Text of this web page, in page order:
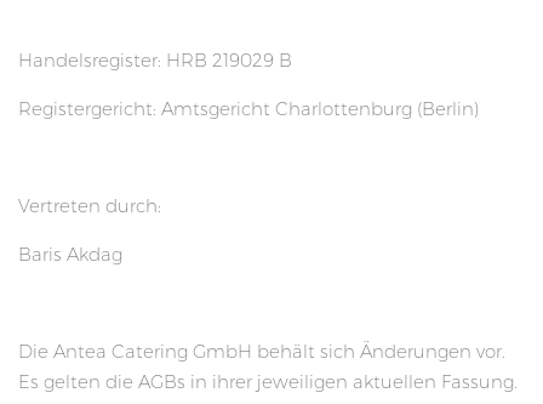
Handelsregister: HRB 219029 B
Registergericht: Amtsgericht Charlottenburg (Berlin)
Vertreten durch:
Baris Akdag
Die Antea Catering GmbH behält sich Änderungen vor.
Es gelten die AGBs in ihrer jeweiligen aktuellen Fassung.